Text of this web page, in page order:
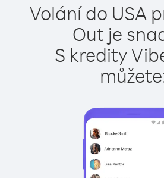
Volání do USA
Out je
S kredity